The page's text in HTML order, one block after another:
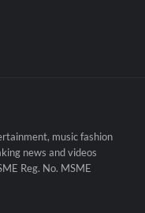
music fashion
news and videos
Reg. No. MSME